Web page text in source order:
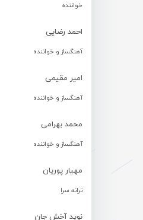
خواننده
احمد رضایی
آهنگساز و خواننده
امیر مقیمی
آهنگساز و خواننده
محمد بهرامی
آهنگساز و خواننده
مهیار پوریان
ترانه سرا
نوید آخش جان